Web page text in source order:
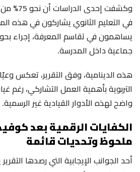
وكشفت
في التعليم الثانوي يشاركون في هذه
يساهمون في تقاسم المعرفة، إجراء
جماعية داخل المدرسة.
هذه الدينامية، وفق التقرير، تعكس
التربوية بأهمية العمل التشاركي،
واضح لهذه الأدوار القيادية غير الرسمية.
ملحوظ وتحديات قائمة
أحد الجوانب الإيجابية التي رصدها